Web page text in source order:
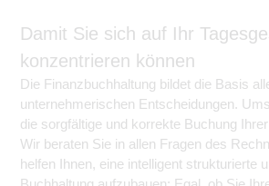
Damit Sie sich auf Ihr
konzentrieren können
Die Finanzbuchhaltung bildet die Basis
unternehmerischen Entscheidungen.
die sorgfältige und korrekte Buchung
Wir beraten Sie in allen Fragen des
helfen Ihnen, eine intelligent strukturierte